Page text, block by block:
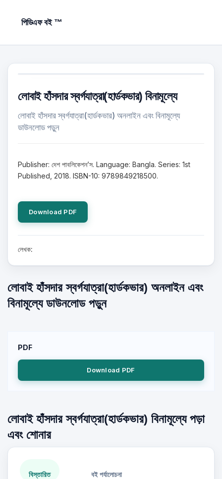
পিডিএফ বই ™
লোবাই হাঁসদার স্বর্গযাত্রা(হার্ডকভার) বিনামূল্যে
লোবাই হাঁসদার স্বর্গযাত্রা(হার্ডকভার) অনলাইন এবং বিনামূল্যে
ডাউনলোড পড়ুন
Publisher: দেশ পাবলিকেশন’স. Language: Bangla. Series: 1st
Published, 2018. ISBN-10: 9789849218500.
Download PDF
লেখক:
লোবাই হাঁসদার স্বর্গযাত্রা(হার্ডকভার) অনলাইন এবং
বিনামূল্যে ডাউনলোড পড়ুন
PDF
Download PDF
লোবাই হাঁসদার স্বর্গযাত্রা(হার্ডকভার) বিনামূল্যে পড়া
এবং শোনার
বিস্তারিত বই পর্যালোচনা